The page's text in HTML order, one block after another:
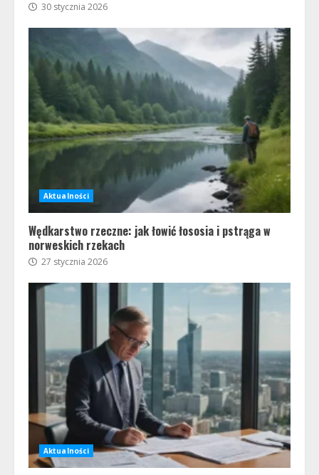
30 stycznia 2026
Aktualności
Wędkarstwo rzeczne: jak łowić łososia i pstrąga w
norweskich rzekach
27 stycznia 2026
Aktualności